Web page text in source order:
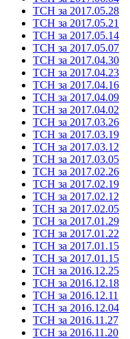
ТСН за 2017.05.28
ТСН за 2017.05.21
ТСН за 2017.05.14
ТСН за 2017.05.07
ТСН за 2017.04.30
ТСН за 2017.04.23
ТСН за 2017.04.16
ТСН за 2017.04.09
ТСН за 2017.04.02
ТСН за 2017.03.26
ТСН за 2017.03.19
ТСН за 2017.03.12
ТСН за 2017.03.05
ТСН за 2017.02.26
ТСН за 2017.02.19
ТСН за 2017.02.12
ТСН за 2017.02.05
ТСН за 2017.01.29
ТСН за 2017.01.22
ТСН за 2017.01.15
ТСН за 2017.01.15
ТСН за 2016.12.25
ТСН за 2016.12.18
ТСН за 2016.12.11
ТСН за 2016.12.04
ТСН за 2016.11.27
ТСН за 2016.11.20